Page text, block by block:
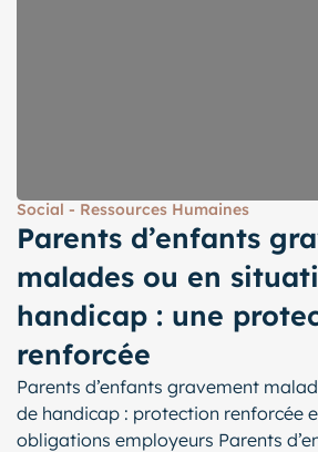
Social - Ressources Humaines
Parents d’enfants
malades ou en
handicap : une
renforcée
Parents d’enfants gravement
de handicap : protection renforcée
obligations employeurs Parents